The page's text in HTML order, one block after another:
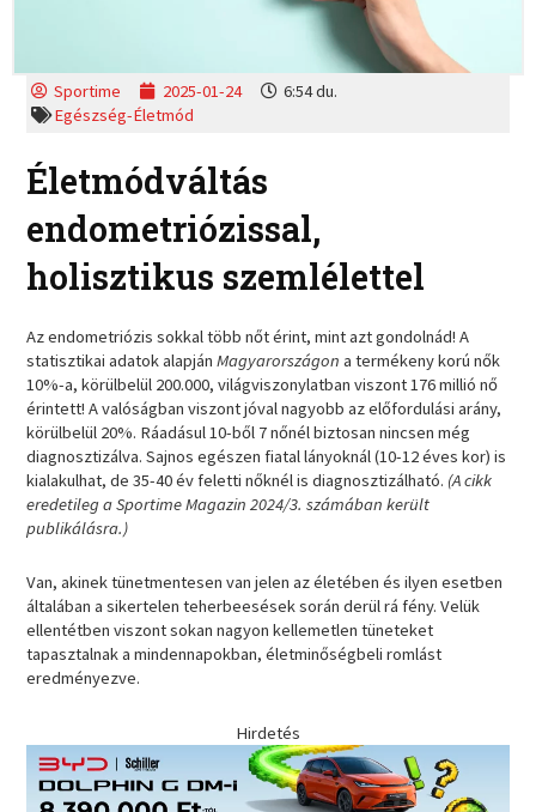
Sportime 2025-01-24
6:54 du.
Egészség-Életmód
Életmódváltás
endometriózissal,
holisztikus szemlélettel
Az endometriózis sokkal több nőt érint, mint azt gondolnád! A
statisztikai adatok alapjánMagyarországon a termékeny korú nők
10%-a, körülbelül 200.000, világviszonylatban viszont 176 millió nő
érintett! A valóságban viszont jóval nagyobb az előfordulási arány,
körülbelül 20%. Ráadásul 10-ből 7 nőnél biztosan nincsen még
diagnosztizálva. Sajnos egészen fiatal lányoknál (10-12 éves kor) is
kialakulhat, de 35-40 év feletti nőknél is diagnosztizálható. (A cikk
eredetileg a Sportime Magazin 2024/3. számában került
publikálásra.)
Van, akinek tünetmentesen van jelen az életében és ilyen esetben
általában a sikertelen teherbeesések során derül rá fény. Velük
ellentétben viszont sokan nagyon kellemetlen tüneteket
tapasztalnak a mindennapokban, életminőségbeli romlást
eredményezve.
Hirdetés